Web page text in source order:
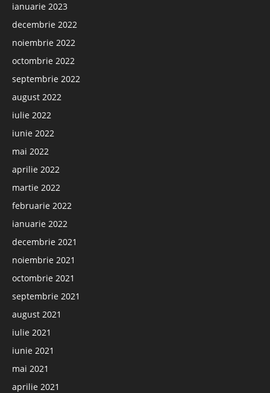
ianuarie 2023
decembrie 2022
noiembrie 2022
octombrie 2022
septembrie 2022
august 2022
iulie 2022
iunie 2022
mai 2022
aprilie 2022
martie 2022
februarie 2022
ianuarie 2022
decembrie 2021
noiembrie 2021
octombrie 2021
septembrie 2021
august 2021
iulie 2021
iunie 2021
mai 2021
aprilie 2021